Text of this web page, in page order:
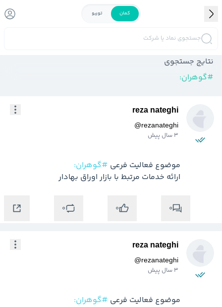
کمان توربو
جستجوی نماد یا شرکت
نتایج جستجوی
#گوهران:
reza nateghi
@rezanateghi
3 سال پیش
موضوع فعالیت فرعی #گوهران:
ارائه خدمات مرتبط با بازار اوراق بهادار
0
0
0
reza nateghi
@rezanateghi
3 سال پیش
موضوع فعالیت فرعی #گوهران: